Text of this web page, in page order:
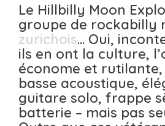
Le Hillbilly Moon
groupe de rockabilly
zurichois… Oui,
ils en ont la culture,
économe et
basse acoustique,
guitare solo, frappe
batterie – mais pas